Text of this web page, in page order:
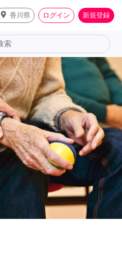
place 香川県 ログイン 新規登録